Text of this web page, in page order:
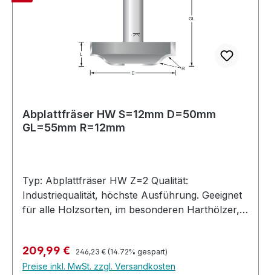
Abplattfräser HW S=12mm D=50mm
GL=55mm R=12mm
Typ: Abplattfräser HW Z=2 Qualität:
Industriequalität, höchste Ausführung. Geeignet
für alle Holzsorten, im besonderen Harthölzer,
von Türfüllungen. Stirn- und umfangschneidend,
jedoch nicht bohrschneidend. Zulässig nur für
Verkaufspreis:
209,99 € Regulärer Preis:
246,23 € (14.72% gespart)
Preise inkl. MwSt. zzgl. Versandkosten